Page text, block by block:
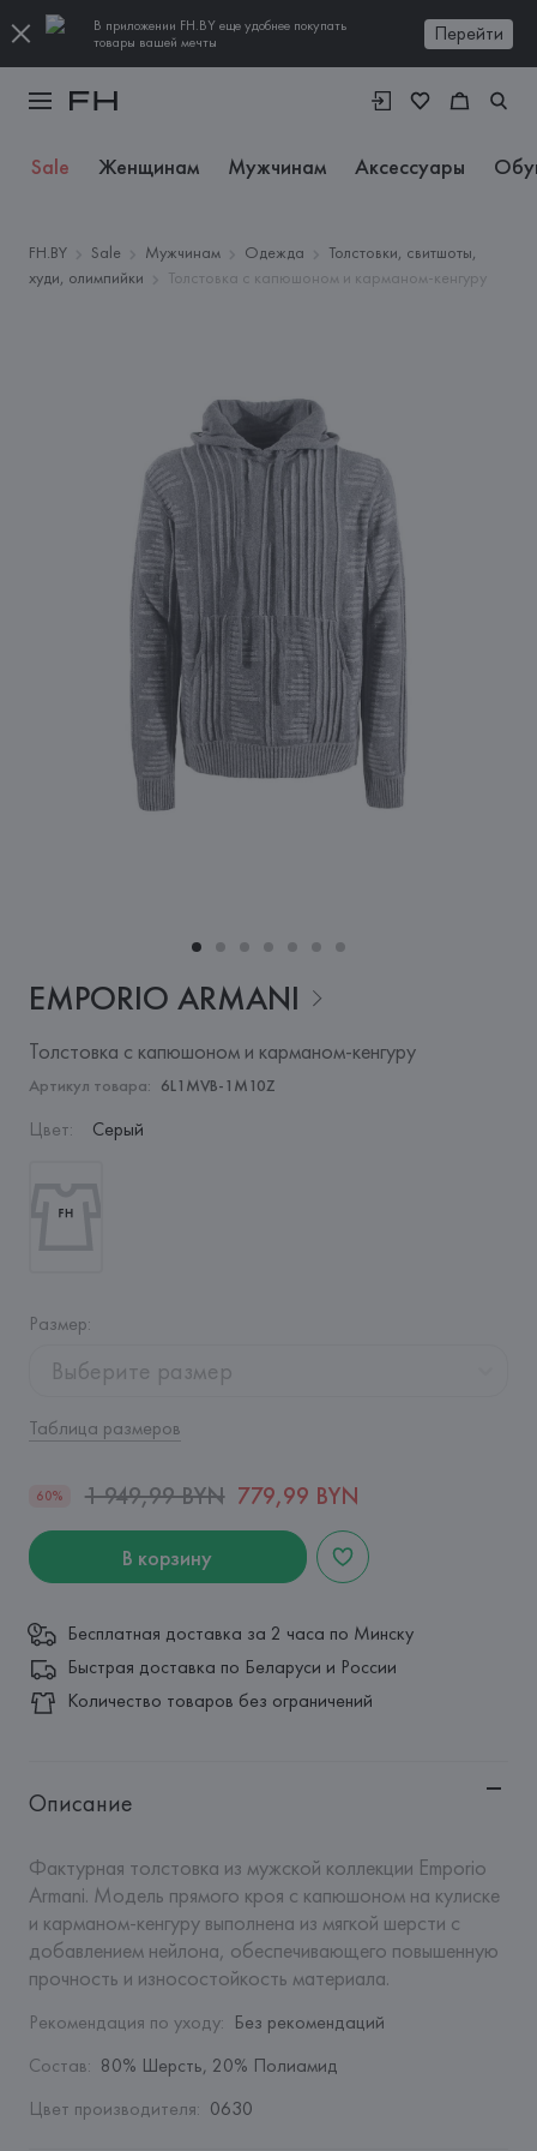
В приложении FH.BY еще удобнее покупать
товары вашей мечты
Перейти
Sale Женщинам Мужчинам Аксессуары
FH.BY Sale Мужчинам Одежда
Толстовки, свитшоты,
худи, олимпийки
Толстовка с капюшоном и карманом-кенгуру
EMPORIO ARMANI
Толстовка с капюшоном и карманом-кенгуру
Артикул товара: 6L1MVB-1M10Z
Цвет: Серый
Размер:
Выберите размер
Таблица размеров
60% 1 949,99 BYN 779,99 BYN
В корзину
Бесплатная доставка за 2 часа по Минску
Быстрая доставка по Беларуси и России
Количество товаров без ограничений
Описание
Фактурная толстовка из мужской коллекции Emporio
Armani. Модель прямого кроя с капюшоном на кулиске
и карманом-кенгуру выполнена из мягкой шерсти с
добавлением нейлона, обеспечивающего повышенную
прочность и износостойкость материала.
Рекомендация по уходу: Без рекомендаций
Состав: 80% Шерсть, 20% Полиамид
Цвет производителя: 0630